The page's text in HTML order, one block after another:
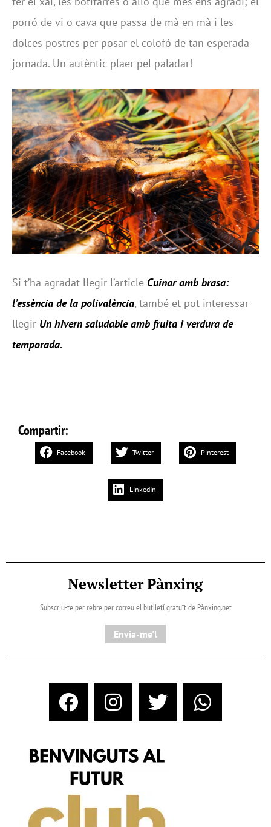
porró de vi o cava que passa de mà en mà i les
dolces postres per posar el colofó de tan esperada
jornada. Un autèntic plaer pel paladar!
Si t’ha agradat llegir l’article Cuinar amb brasa:
l’essència de la polivalència, també et pot interessar
llegir Un hivern saludable amb fruita i verdura de
temporada.
Compartir:
Facebook Twitter Pinterest
LinkedIn
Newsletter Pànxing
Subscriu-te per rebre per correu el butlletí gratuït de Pànxing.net​
Envia-me'l